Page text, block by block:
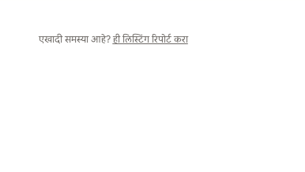
एखादी समस्या आहे? ही लिस्टिंग रिपोर्ट करा